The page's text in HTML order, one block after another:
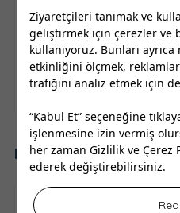
Ziyaretçileri tanımak ve
geliştirmek için çerezler ve
kullanıyoruz. Bunları
etkinliğini ölçmek,
trafiğini analiz etmek için de
“Kabul Et” seçeneğine
işlenmesine izin vermiş
her zamanGizlilik ve Çerez
ederek değiştirebilirsiniz.
bilgilerine ulaşabilirsiniz.
Yukarıdan ilçe seçimi
Avukatlar Osmaniye
gidilir öğrenebilir, yol
Lokal İşletmeleri Keşfet